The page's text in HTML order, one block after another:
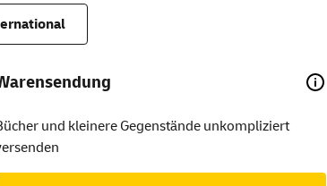
und kleinere Gegenstände unkompliziert